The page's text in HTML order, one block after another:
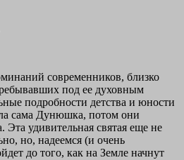
современников, близко
под ее духовным
подробности детства и юности
сама Дунюшка, потом они
Эта удивительная святая еще не
но, надеемся (и очень
до того, как на Земле начнут